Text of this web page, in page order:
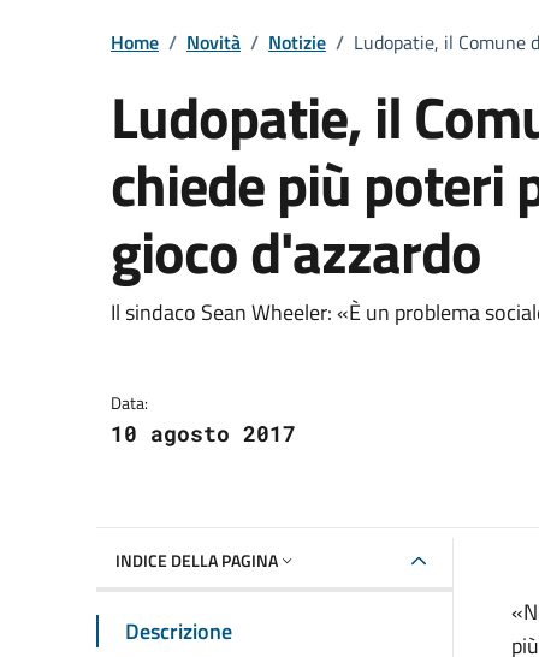
Home / Novità / Notizie / Ludopatie, il Comune
Ludopatie, il
chiede più poteri
gioco d'azzardo
Dettagli della notizia
Il sindaco Sean Wheeler: «È un problema
Data:
10 agosto 2017
INDICE DELLA PAGINA
Descrizione